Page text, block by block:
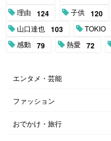
理由 124 子供 120
山口達也 103 TOKIO
感動 79 熱愛 72
エンタメ・芸能
ファッション
おでかけ・旅行